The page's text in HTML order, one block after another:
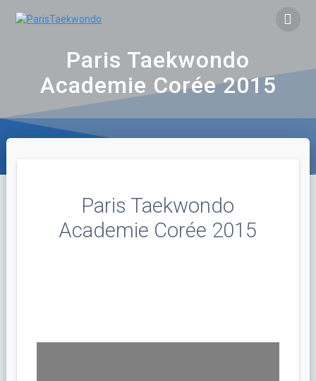
Paris Taekwondo
Academie Corée 2015
Paris Taekwondo
Academie Corée 2015